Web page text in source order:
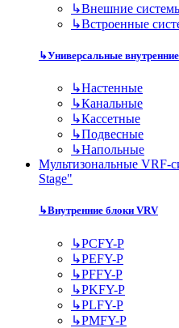
↳Внешние
↳Встроенные
↳Универсальные
↳Настенные
↳Канальные
↳Кассетные
↳Подвесные
↳Напольные
Мультизональные
Stage"
↳Внутренние блоки VRV
↳PCFY-P
↳PEFY-P
↳PFFY-P
↳PKFY-P
↳PLFY-P
↳PMFY-P